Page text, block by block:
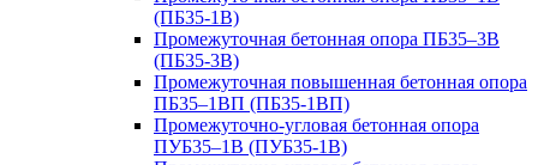
(ПБ35-1В)
Промежуточная бетонная опора ПБ35–3В
(ПБ35-3В)
Промежуточная повышенная бетонная опора
ПБ35–1ВП (ПБ35-1ВП)
Промежуточно-угловая бетонная опора
ПУБ35–1В (ПУБ35-1В)